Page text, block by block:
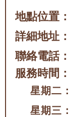
地點位置：
詳細地址：
聯絡電話：
服務時間：
星期二：
星期三：